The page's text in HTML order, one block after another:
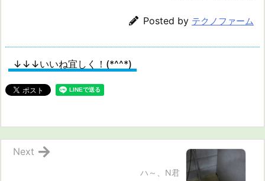
Posted by テクノファーム
↓↓↓いいね宜しく！(*^^*)
ハ～、N君
Next